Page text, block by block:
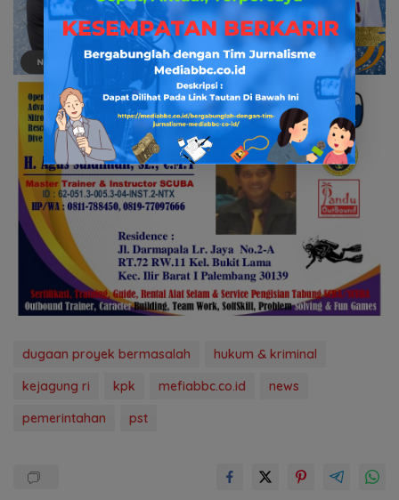
dugaan proyek bermasalah
hukum & kriminal
kejagung ri
kpk mefiabbc.co.id
news
pemerintahan
pst